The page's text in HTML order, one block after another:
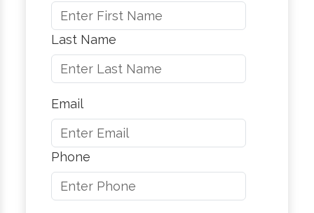
Last Name
Email
Phone